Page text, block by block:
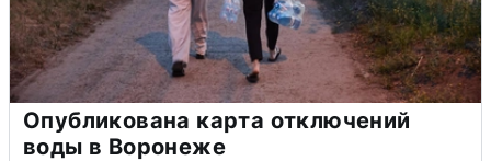
Опубликована карта отключений
воды в Воронеже